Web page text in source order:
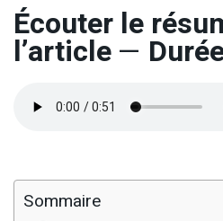
Écouter le
l’article—
Sommaire